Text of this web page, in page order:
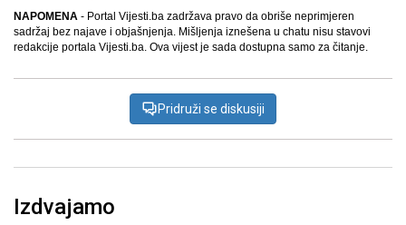
NAPOMENA - Portal Vijesti.ba zadržava pravo da obriše neprimjeren
sadržaj bez najave i objašnjenja. Mišljenja iznešena u chatu nisu stavovi
redakcije portala Vijesti.ba. Ova vijest je sada dostupna samo za čitanje.
Pridruži se diskusiji
Izdvajamo